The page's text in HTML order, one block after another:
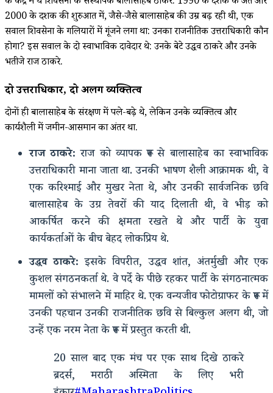
2000 के दशक की शुरुआत में, जैसे-जैसे बालासाहेब की उम्र बढ़ रही थी, एक
सवाल शिवसेना के गलियारों में गूंजने लगा था: उनका राजनीतिक उत्तराधिकारी कौन
होगा? इस सवाल के दो स्वाभाविक दावेदार थे: उनके बेटे उद्धव ठाकरे और उनके
भतीजे राज ठाकरे.
दो उत्तराधिकारी, दो अलग व्यक्तित्व
दोनों ही बालासाहेब के संरक्षण में पले-बढ़े थे, लेकिन उनके व्यक्तित्व और
कार्यशैली में जमीन-आसमान का अंतर था.
राज ठाकरे: राज को व्यापक रूप से बालासाहेब का स्वाभाविक
उत्तराधिकारी माना जाता था. उनकी भाषण शैली आक्रामक थी, वे
एक करिश्माई और मुखर नेता थे, और उनकी सार्वजनिक छवि
बालासाहेब के उग्र तेवरों की याद दिलाती थी, वे भीड़ को
आकर्षित करने की क्षमता रखते थे और पार्टी के युवा
कार्यकर्ताओं के बीच बेहद लोकप्रिय थे.
उद्धव ठाकरे: इसके विपरीत, उद्धव शांत, अंतर्मुखी और एक
कुशल संगठनकर्ता थे. वे पर्दे के पीछे रहकर पार्टी के संगठनात्मक
मामलों को संभालने में माहिर थे. एक वन्यजीव फोटोग्राफर के रूप में
उनकी पहचान उनकी राजनीतिक छवि से बिल्कुल अलग थी, जो
उन्हें एक नरम नेता के रूप में प्रस्तुत करती थी.
20 साल बाद एक मंच पर एक साथ दिखे ठाकरे
ब्रदर्स, मराठी अस्मिता के लिए भरी